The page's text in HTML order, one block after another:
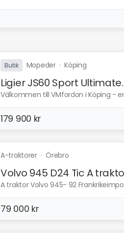
Butik Mopeder·Köping
Ligier JS60 Sport
Välkommen till VMfordon i Köping -
179 900 kr
A-traktorer·Örebro
Volvo 945 D24 Tic A
A traktor Volvo 945- 92
79 000 kr